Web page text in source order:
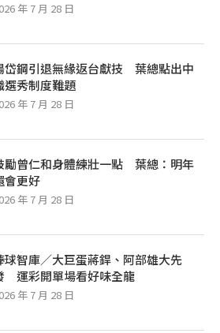
年 7 月 28 日
岱鋼引退無緣返台獻技 葉總點出中
選秀制度難題
年 7 月 28 日
勵曾仁和身體練壯一點 葉總：明年
會更好
年 7 月 28 日
球智庫／大巨蛋蔣銲、阿部雄大先
運彩開單場看好味全龍
年 7 月 28 日